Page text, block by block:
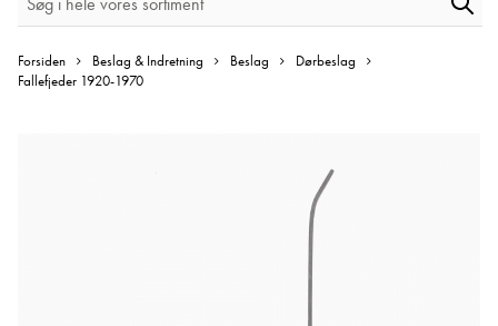
Forsiden Beslag & Indretning Beslag
Dørbeslag
Fallefjeder 1920-1970